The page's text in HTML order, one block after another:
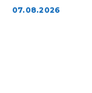
07.08.2026